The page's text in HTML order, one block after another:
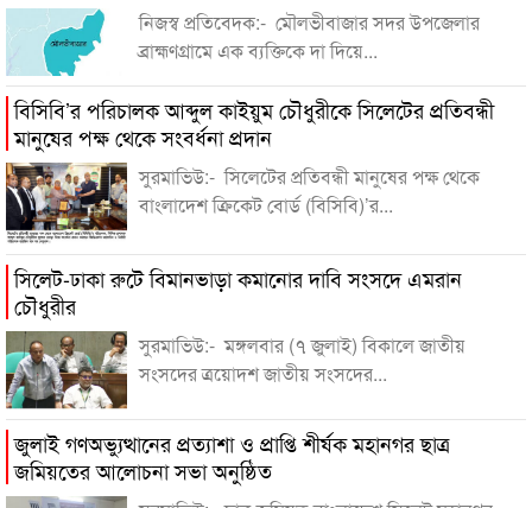
নিজস্ব প্রতিবেদক:- মৌলভীবাজার সদর উপজেলার
ব্রাহ্মণগ্রামে এক ব্যক্তিকে দা দিয়ে...
বিসিবি’র পরিচালক আব্দুল কাইয়ুম চৌধুরীকে সিলেটের প্রতিবন্ধী
মানুষের পক্ষ থেকে সংবর্ধনা প্রদান
সুরমাভিউ:- সিলেটের প্রতিবন্ধী মানুষের পক্ষ থেকে
বাংলাদেশ ক্রিকেট বোর্ড (বিসিবি)’র...
সিলেট-ঢাকা রুটে বিমানভাড়া কমানোর দাবি সংসদে এমরান
চৌধুরীর
সুরমাভিউ:- মঙ্গলবার (৭ জুলাই) বিকালে জাতীয়
সংসদের ত্রয়োদশ জাতীয় সংসদের...
জুলাই গণঅভ্যুত্থানের প্রত্যাশা ও প্রাপ্তি শীর্ষক মহানগর ছাত্র
জমিয়তের আলোচনা সভা অনুষ্ঠিত